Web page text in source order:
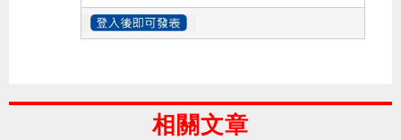
相關文章